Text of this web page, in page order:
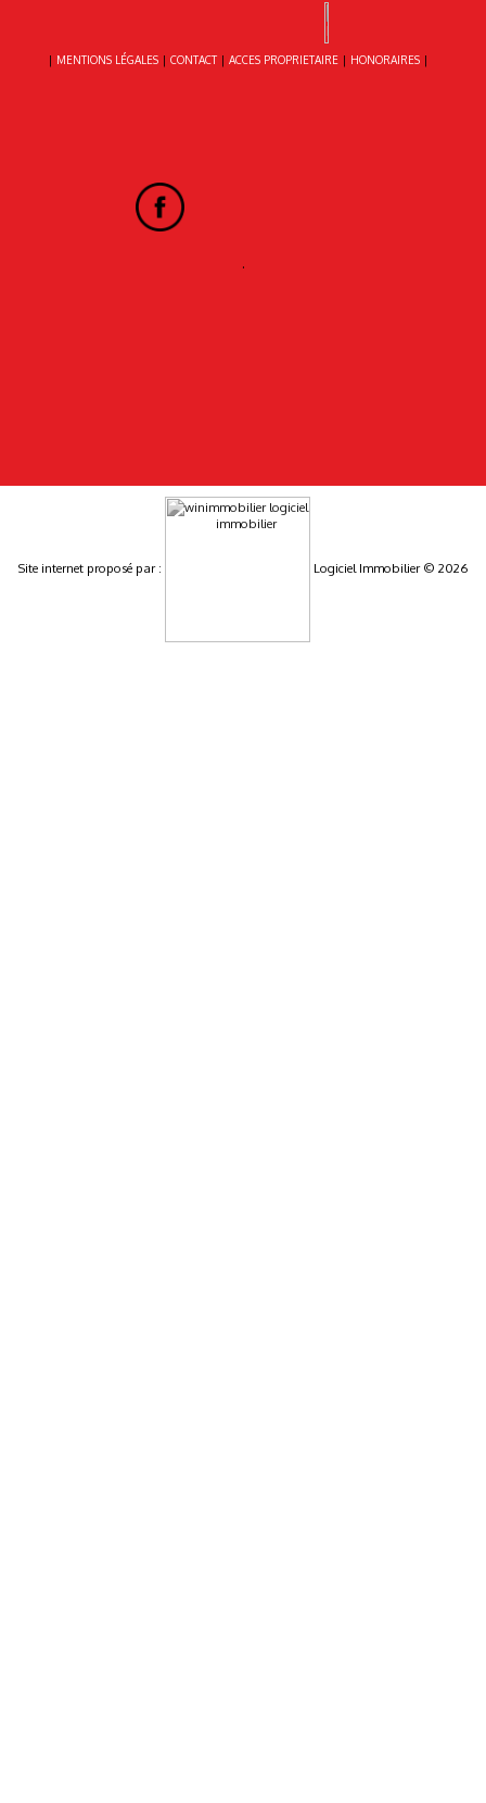
MENTIONS LÉGALES| CONTACT| ACCES PROPRIETAIRE| HONORAIRES|
.
Site internet proposé par : Logiciel Immobilier © 2026